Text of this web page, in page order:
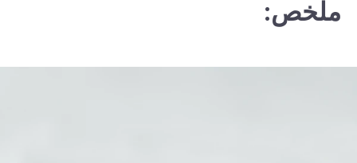
ملخص: